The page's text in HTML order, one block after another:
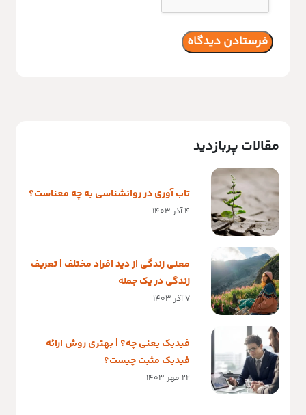
مقالات پربازدید
تاب آوری در روانشناسی به چه معناست؟
4 آذر 1403
معنی زندگی از دید افراد مختلف | تعریف
زندگی در یک جمله
7 آذر 1403
فیدبک یعنی چه؟ | بهتری روش ارائه
فیدبک مثبت چیست؟
22 مهر 1403